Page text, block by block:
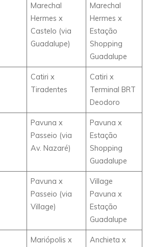
Marechal
Hermes x
Castelo (via
Guadalupe)
Marechal
Hermes x
Estação
Shopping
Guadalupe
Catiri x
Tiradentes
Catiri x
Terminal BRT
Deodoro
Pavuna x
Passeio (via
Av. Nazaré)
Pavuna x
Estação
Shopping
Guadalupe
Pavuna x
Passeio (via
Village)
Village
Pavuna x
Estação
Guadalupe
Mariópolis x
Anchieta x